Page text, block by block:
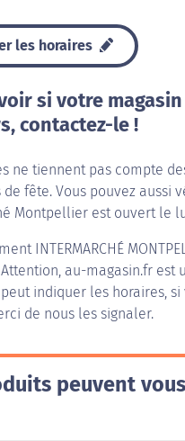
les horaires
si votre
contactez-le !
ne tiennent pas compte
fête. Vous pouvez aussi
Montpellier est ouvert le
INTERMARCHÉ
au-magasin.fr est
indiquer les horaires, si
de nous les signaler.
peuvent